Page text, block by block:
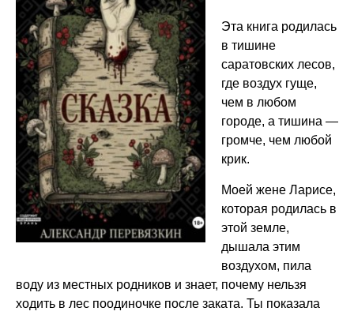
Эта книга родилась
в тишине
саратовских лесов,
где воздух гуще,
чем в любом
городе, а тишина —
громче, чем любой
крик.
Моей жене Ларисе,
которая родилась в
этой земле,
дышала этим
воздухом, пила
воду из местных родников и знает, почему нельзя
ходить в лес поодиночке после заката. Ты показала